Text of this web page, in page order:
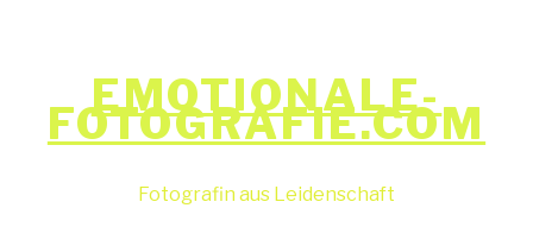
EMOTIONALE-
FOTOGRAFIE.COM
Fotografin aus Leidenschaft